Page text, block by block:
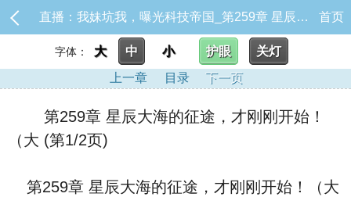
直播：我妹坑我，曝光科技帝国_第259章 星辰大海的征途，才刚刚开始！（大 首页
字体： 大 中 小 护眼
关灯
上一章
目录 下一页
第259章 星辰大海的征途，才刚刚开始！
（大 (第1/2页)
第259章 星辰大海的征途，才刚刚开始！（大